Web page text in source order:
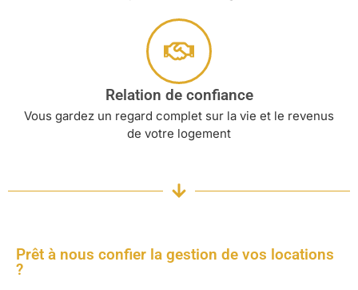
Relation de confiance
Vous gardez un regard complet sur la vie et le revenus
de votre logement
Prêt à nous confier la gestion de vos locations
?